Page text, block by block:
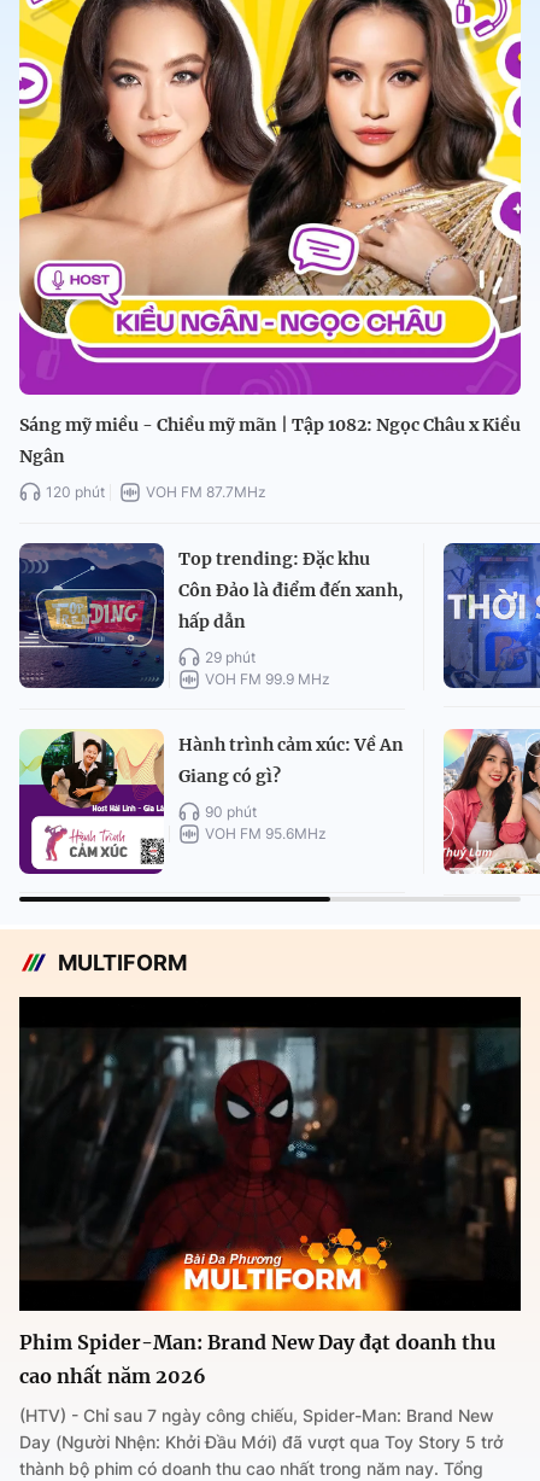
Sáng mỹ miều - Chiều mỹ mãn | Tập 1082: Ngọc Châu x Kiều
Ngân
120 phút VOH FM 87.7MHz
Top trending: Đặc khu
Côn Đảo là điểm đến xanh,
hấp dẫn
29 phút
VOH FM 99.9 MHz
Hành trình cảm xúc: Về An
Giang có gì?
90 phút
VOH FM 95.6MHz
MULTIFORM
Phim Spider-Man: Brand New Day đạt doanh thu
cao nhất năm 2026
(HTV) - Chỉ sau 7 ngày công chiếu, Spider-Man: Brand New
Day (Người Nhện: Khởi Đầu Mới) đã vượt qua Toy Story 5 trở
thành bộ phim có doanh thu cao nhất trong năm nay. Tổng